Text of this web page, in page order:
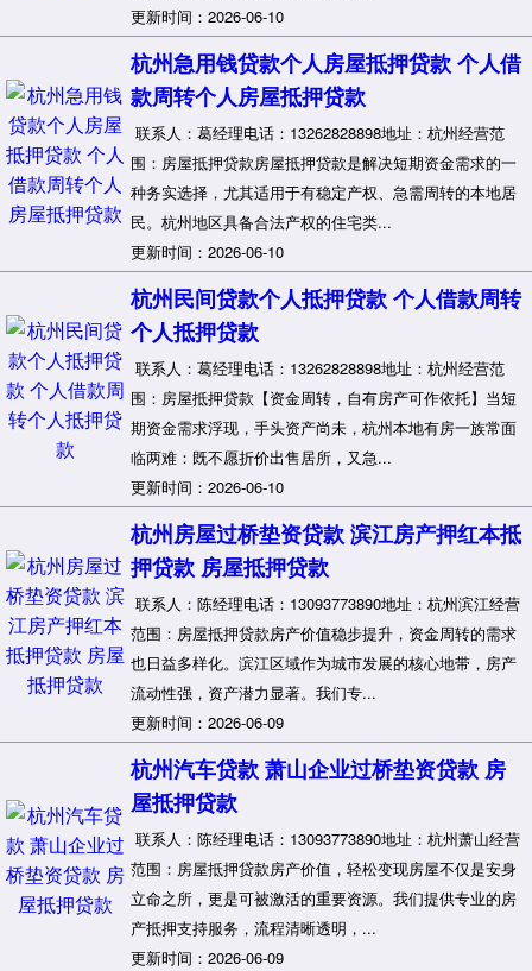
更新时间：2026-06-10
杭州急用钱贷款个人房屋抵押贷款 个人借
款周转个人房屋抵押贷款
联系人：葛经理电话：13262828898地址：杭州经营范
围：房屋抵押贷款房屋抵押贷款是解决短期资金需求的一
种务实选择，尤其适用于有稳定产权、急需周转的本地居
民。杭州地区具备合法产权的住宅类...
更新时间：2026-06-10
杭州民间贷款个人抵押贷款 个人借款周转
个人抵押贷款
联系人：葛经理电话：13262828898地址：杭州经营范
围：房屋抵押贷款【资金周转，自有房产可作依托】当短
期资金需求浮现，手头资产尚未，杭州本地有房一族常面
临两难：既不愿折价出售居所，又急...
更新时间：2026-06-10
杭州房屋过桥垫资贷款 滨江房产押红本抵
押贷款 房屋抵押贷款
联系人：陈经理电话：13093773890地址：杭州滨江经营
范围：房屋抵押贷款房产价值稳步提升，资金周转的需求
也日益多样化。滨江区域作为城市发展的核心地带，房产
流动性强，资产潜力显著。我们专...
更新时间：2026-06-09
杭州汽车贷款 萧山企业过桥垫资贷款 房
屋抵押贷款
联系人：陈经理电话：13093773890地址：杭州萧山经营
范围：房屋抵押贷款房产价值，轻松变现房屋不仅是安身
立命之所，更是可被激活的重要资源。我们提供专业的房
产抵押支持服务，流程清晰透明，...
更新时间：2026-06-09